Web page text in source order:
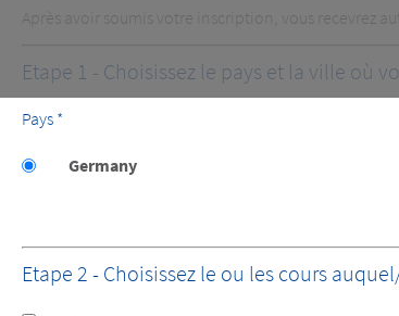
Après avoir soumis votre inscription, vous recevrez
Etape 1 - Choisissez le pays et la ville où
Pays *
Germany
Etape 2 - Choisissez le ou les cours